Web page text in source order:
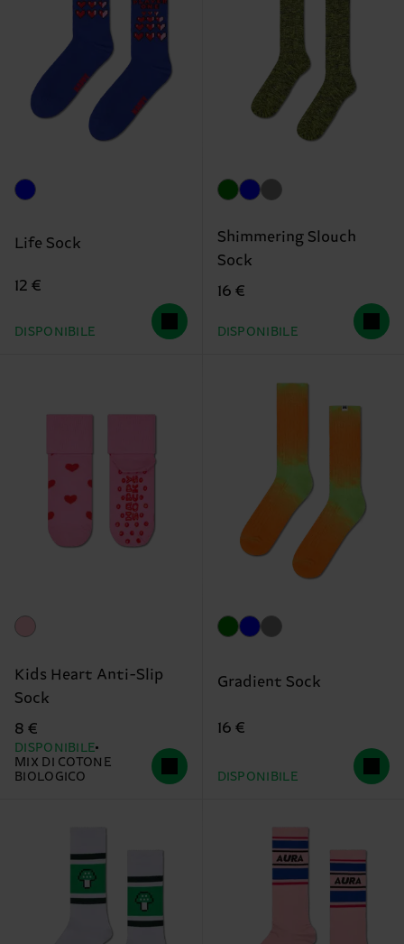
Life Sock
12 €
DISPONIBILE
Shimmering Slouch
Sock
16 €
DISPONIBILE
Kids Heart Anti-Slip
Sock
8 €
DISPONIBILE
MIX DI COTONE
BIOLOGICO
Gradient Sock
16 €
DISPONIBILE